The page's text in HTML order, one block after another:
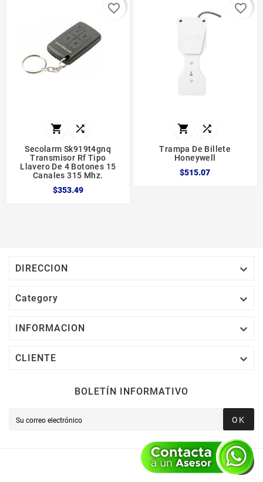
 
Secolarm Sk919t4gnq
Transmisor Rf Tipo
Llavero De 4 Botones 15
Canales 315 Mhz.
$353.49
favorite_border
 
Trampa De Billete
Honeywell
$515.07
favorite_border
DIRECCION 
Category 
INFORMACION 
CLIENTE 
BOLETÍN INFORMATIVO
OK